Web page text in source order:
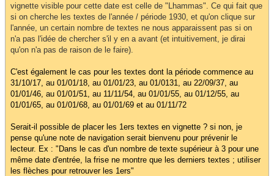
vignette visible pour cette date est celle de "Lhammas". Ce qui fait que
si on cherche les textes de l'année / période 1930, et qu'on clique sur
l'année, un certain nombre de textes ne nous apparaissent pas si on
n'a pas l'idée de chercher s'il y en a avant (et intuitivement, je dirai
qu'on n'a pas de raison de le faire).
C'est également le cas pour les textes dont la période commence au
31/10/17, au 01/01/18, au 01/01/23, au 01/0131, au 22/09/37, au
01/01/46, au 01/01/51, au 11/11/54, au 01/01/55, au 01/12/55, au
01/01/65, au 01/01/68, au 01/01/69 et au 01/11/72
Serait-il possible de placer les 1ers textes en vignette ? si non, je
pense qu'une note de navigation serait bienvenu pour prévenir le
lecteur. Ex : "Dans le cas d'un nombre de texte supérieur à 3 pour une
même date d'entrée, la frise ne montre que les derniers textes ; utiliser
les flèches pour retrouver les 1ers"